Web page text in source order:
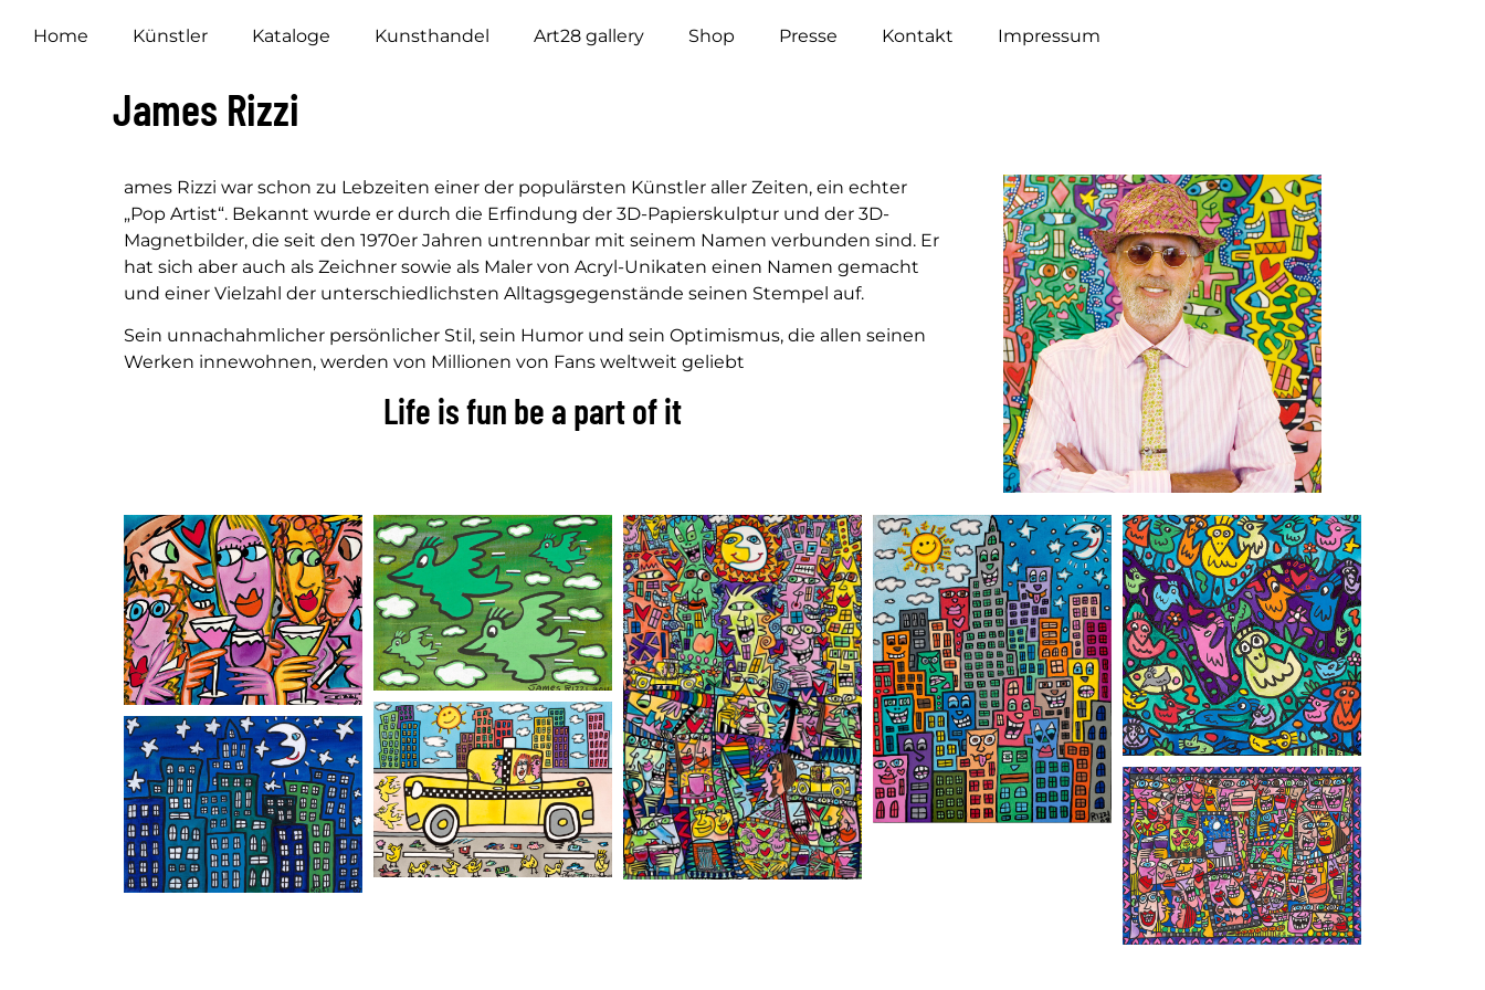
Home Künstler Kataloge Kunsthandel Art28 gallery Shop Presse Kontakt Impressum
James Rizzi
ames Rizzi war schon zu Lebzeiten einer der populärsten Künstler aller Zeiten, ein echter
„Pop Artist“. Bekannt wurde er durch die Erfindung der 3D-Papierskulptur und der 3D-
Magnetbilder, die seit den 1970er Jahren untrennbar mit seinem Namen verbunden sind. Er
hat sich aber auch als Zeichner sowie als Maler von Acryl-Unikaten einen Namen gemacht
und einer Vielzahl der unterschiedlichsten Alltagsgegenstände seinen Stempel auf.
Sein unnachahmlicher persönlicher Stil, sein Humor und sein Optimismus, die allen seinen
Werken innewohnen, werden von Millionen von Fans weltweit geliebt
Life is fun be a part of it